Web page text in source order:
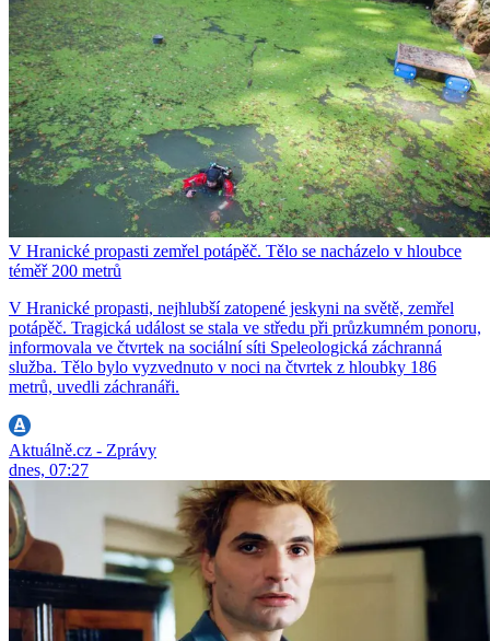
V Hranické propasti zemřel potápěč. Tělo se nacházelo v hloubce
téměř 200 metrů
V Hranické propasti, nejhlubší zatopené jeskyni na světě, zemřel
potápěč. Tragická událost se stala ve středu při průzkumném ponoru,
informovala ve čtvrtek na sociální síti Speleologická záchranná
služba. Tělo bylo vyzvednuto v noci na čtvrtek z hloubky 186
metrů, uvedli záchranáři.
Aktuálně.cz - Zprávy
dnes, 07:27